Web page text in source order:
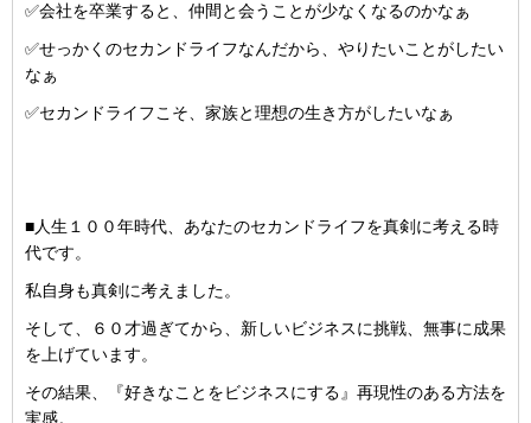
✅会社を卒業すると、仲間と会うことが少なくなるのかなぁ
✅せっかくのセカンドライフなんだから、やりたいことがしたい
なぁ
✅セカンドライフこそ、家族と理想の生き方がしたいなぁ
■人生１００年時代、あなたのセカンドライフを真剣に考える時
代です。
私自身も真剣に考えました。
そして、６０才過ぎてから、新しいビジネスに挑戦、無事に成果
を上げています。
その結果、『好きなことをビジネスにする』再現性のある方法を
実感。